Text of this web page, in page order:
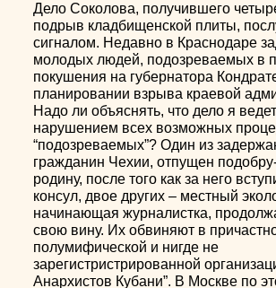
Дело Соколова, получившего
подрыв кладбищенской плиты,
сигналом. Недавно в Краснодаре
молодых людей, подозреваемых в
покушения на губернатора
планировании взрыва краевой
Надо ли объяснять, что дело я
нарушением всех возможных
“подозреваемых”? Один из
гражданин Чехии, отпущен
родину, после того как за него
консул, двое других – местный
начинающая журналистка,
свою вину. Их обвиняют в
полумифической и нигде не
зарегистристрированной
Анархистов Кубани”. В Москве по